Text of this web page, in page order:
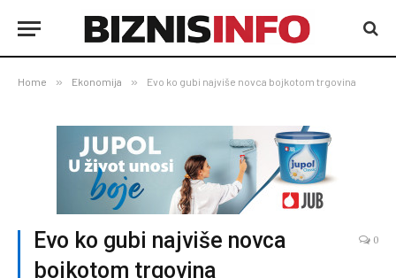
Home » Ekonomija » Evo ko gubi najviše novca bojkotom trgovina
Evo ko gubi najviše novca
bojkotom trgovina
0